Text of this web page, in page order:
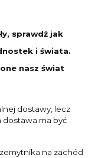
sprawdź jak
i świata.
nasz świat
dostawy, lecz
dostawa ma być
na zachód